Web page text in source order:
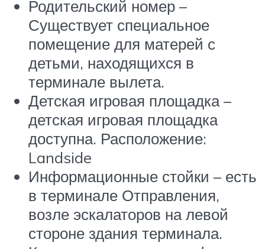
Родительский номер –
Существует специальное
помещение для матерей с
детьми, находящихся в
терминале вылета.
Детская игровая площадка –
детская игровая площадка
доступна. Расположение:
Landside
Информационные стойки – есть
в терминале Отправления,
возле эскалаторов на левой
стороне здания терминала.